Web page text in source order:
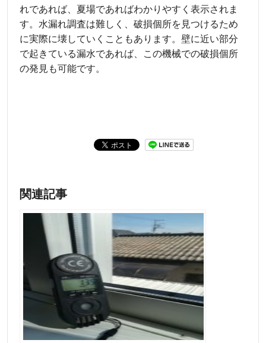
れであれば、夏場であればわかりやすく表示されま
す。水漏れ調査は難しく、破損個所を見つけるため
に実際に壊していくこともあります。壁に近い部分
で起きている漏水であれば、この機械での破損個所
の発見も可能です。
関連記事